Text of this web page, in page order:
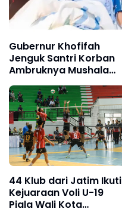
Gubernur Khofifah
Jenguk Santri Korban
Ambruknya Mushala
Ponpes Al Khoziny,
Pastikan Layanan
Kemanusiaan Optimal
44 Klub dari Jatim Ikuti
Kejuaraan Voli U-19
Piala Wali Kota